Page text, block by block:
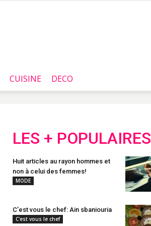
CUISINE DECO
LES + POPULAIRES
Huit articles au rayon hommes et
non à celui des femmes!
MODE
C’est vous le chef: Ain sbaniouria
C'est vous le chef